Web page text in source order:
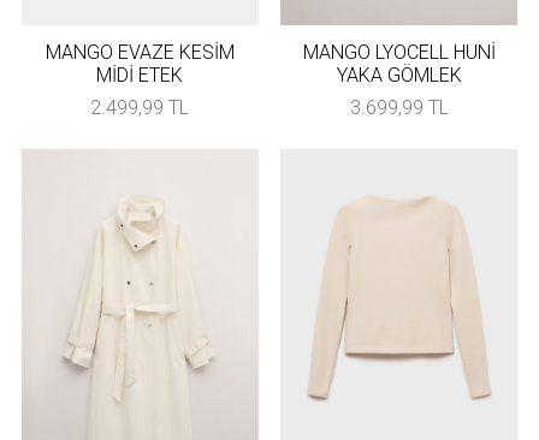
MANGO EVAZE KESİM
MİDİ ETEK
2.499,99 TL
MANGO LYOCELL HUNİ
YAKA GÖMLEK
3.699,99 TL